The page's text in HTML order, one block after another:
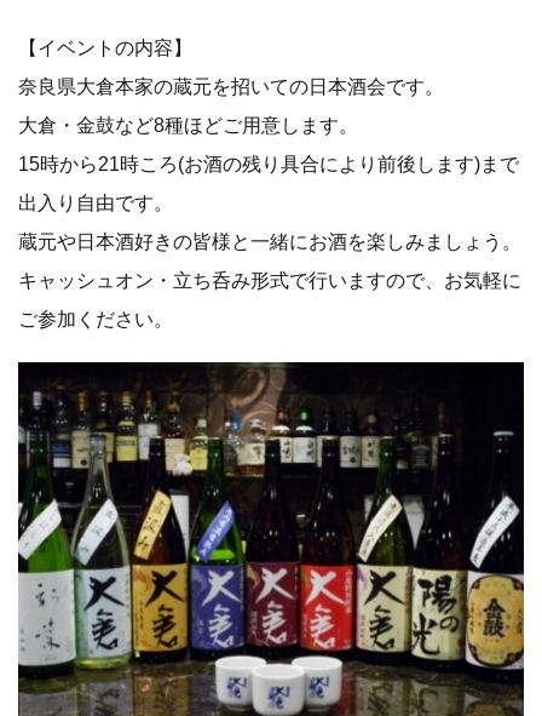
【イベントの内容】
奈良県大倉本家の蔵元を招いての日本酒会です。
大倉・金鼓など8種ほどご用意します。
15時から21時ころ(お酒の残り具合により前後します)まで
出入り自由です。
蔵元や日本酒好きの皆様と一緒にお酒を楽しみましょう。
キャッシュオン・立ち呑み形式で行いますので、お気軽に
ご参加ください。